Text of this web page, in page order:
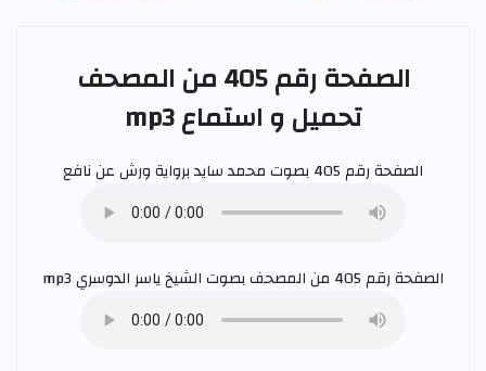
الصفحة رقم 405 من المصحف
تحميل و استماع mp3
الصفحة رقم 405 بصوت محمد سايدبرواية ورش عن نافع
الصفحة رقم 405 من المصحف بصوت الشيخ ياسر الدوسري